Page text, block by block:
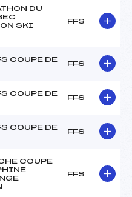
DU
SKI
FFS
COUPE DE
FFS
COUPE DE
FFS
COUPE DE
FFS
COUPE
FFS